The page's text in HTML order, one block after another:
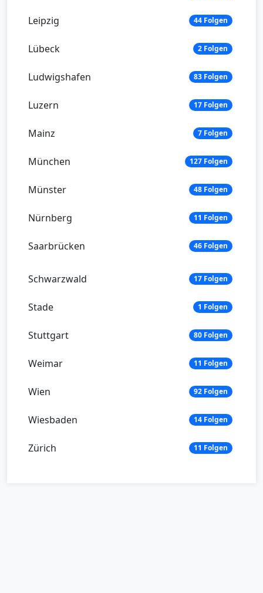
Leipzig 44 Folgen
Lübeck 2 Folgen
Ludwigshafen 83 Folgen
Luzern 17 Folgen
Mainz 7 Folgen
München 127 Folgen
Münster 48 Folgen
Nürnberg 11 Folgen
Saarbrücken 46 Folgen
Schwarzwald 17 Folgen
Stade 1 Folgen
Stuttgart 80 Folgen
Weimar 11 Folgen
Wien 92 Folgen
Wiesbaden 14 Folgen
Zürich 11 Folgen